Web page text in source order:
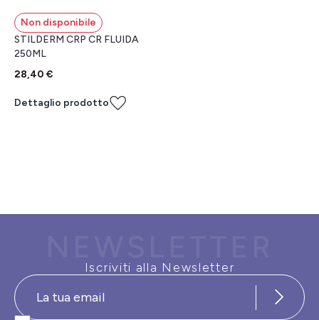
Non disponibile
STILDERM CRP CR FLUIDA
250ML
28,40 €
Dettaglio prodotto
Iscriviti alla Newsletter